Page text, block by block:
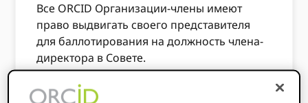
Все ORCID Организации-члены имеют
право выдвигать своего представителя
для баллотирования на должность члена-
директора в Совете.
В этом году мы планируем заполнить до